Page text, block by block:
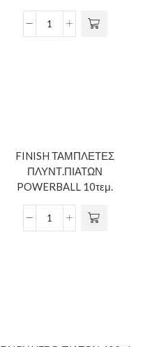
FINISH ΤΑΜΠΛΕΤΕΣ
ΠΛΥΝΤ.ΠΙΑΤΩΝ
POWERBALL 10τεμ.